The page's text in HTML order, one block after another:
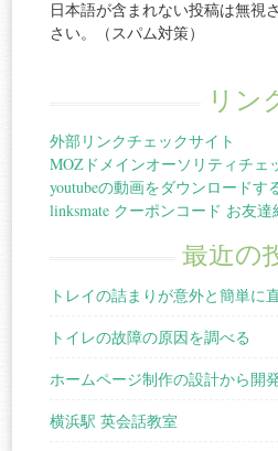
日本語が含まれない投稿は無視
さい。（スパム対策）
リン
外部リンクチェックサイト
MOZドメインオーソリティチェ
youtubeの動画をダウンロードす
linksmate クーポンコード お友
最近の
トレイの詰まりが意外と簡単に
トイレの故障の原因を調べる
ホームページ制作の設計から開
横浜駅 英会話教室